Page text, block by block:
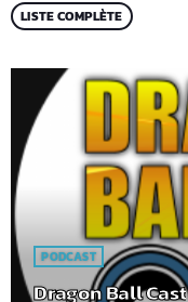
LISTE COMPLÈTE
PODCAST
Dragon Ball Cast